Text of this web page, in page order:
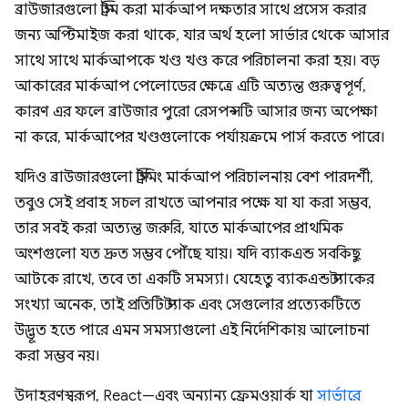
ব্রাউজারগুলো স্ট্রিম করা মার্কআপ দক্ষতার সাথে প্রসেস করার
জন্য অপ্টিমাইজ করা থাকে, যার অর্থ হলো সার্ভার থেকে আসার
সাথে সাথে মার্কআপকে খণ্ড খণ্ড করে পরিচালনা করা হয়। বড়
আকারের মার্কআপ পেলোডের ক্ষেত্রে এটি অত্যন্ত গুরুত্বপূর্ণ,
কারণ এর ফলে ব্রাউজার পুরো রেসপন্সটি আসার জন্য অপেক্ষা
না করে, মার্কআপের খণ্ডগুলোকে পর্যায়ক্রমে পার্স করতে পারে।
যদিও ব্রাউজারগুলো স্ট্রিমিং মার্কআপ পরিচালনায় বেশ পারদর্শী,
তবুও সেই প্রবাহ সচল রাখতে আপনার পক্ষে যা যা করা সম্ভব,
তার সবই করা অত্যন্ত জরুরি, যাতে মার্কআপের প্রাথমিক
অংশগুলো যত দ্রুত সম্ভব পৌঁছে যায়। যদি ব্যাকএন্ড সবকিছু
আটকে রাখে, তবে তা একটি সমস্যা। যেহেতু ব্যাকএন্ড স্ট্যাকের
সংখ্যা অনেক, তাই প্রতিটি স্ট্যাক এবং সেগুলোর প্রত্যেকটিতে
উদ্ভূত হতে পারে এমন সমস্যাগুলো এই নির্দেশিকায় আলোচনা
করা সম্ভব নয়।
উদাহরণস্বরূপ, React—এবং অন্যান্য ফ্রেমওয়ার্ক যা সার্ভারে